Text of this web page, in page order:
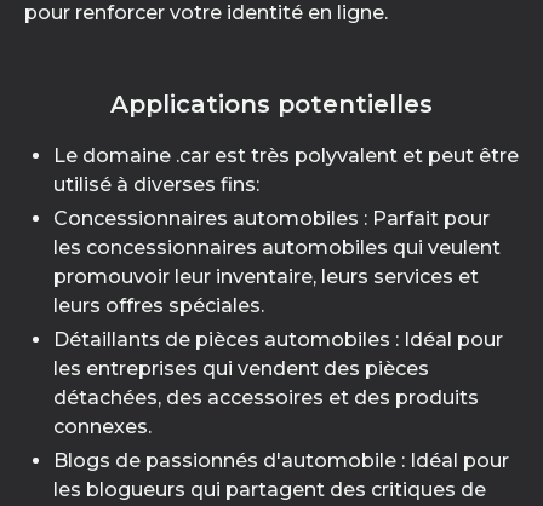
pour renforcer votre identité en ligne.
Applications potentielles
Le domaine .car est très polyvalent et peut être
utilisé à diverses fins:
Concessionnaires automobiles : Parfait pour
les concessionnaires automobiles qui veulent
promouvoir leur inventaire, leurs services et
leurs offres spéciales.
Détaillants de pièces automobiles : Idéal pour
les entreprises qui vendent des pièces
détachées, des accessoires et des produits
connexes.
Blogs de passionnés d'automobile : Idéal pour
les blogueurs qui partagent des critiques de